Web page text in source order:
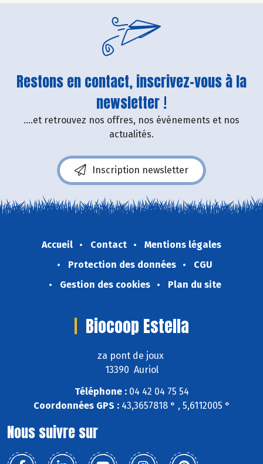
Restons en contact, inscrivez-vous à la
newsletter !
....et retrouvez nos offres, nos événements et nos
actualités.
Inscription newsletter
Accueil Contact
Mentions légales
Protection des données
CGU
Gestion des cookies
Plan du site
Biocoop Estella
za pont de joux
13390 Auriol
Téléphone :04 42 04 75 54
Coordonnées GPS :43,3657818 ° , 5,6112005 °
Nous suivre sur